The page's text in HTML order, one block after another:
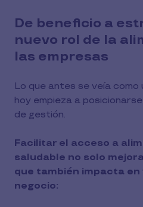
De beneficio a
nuevo rol de la
las empresas
Lo que antes se veía como
hoy empieza a
de gestión.
Facilitar el acceso a
saludable no solo
que también impacta
negocio: